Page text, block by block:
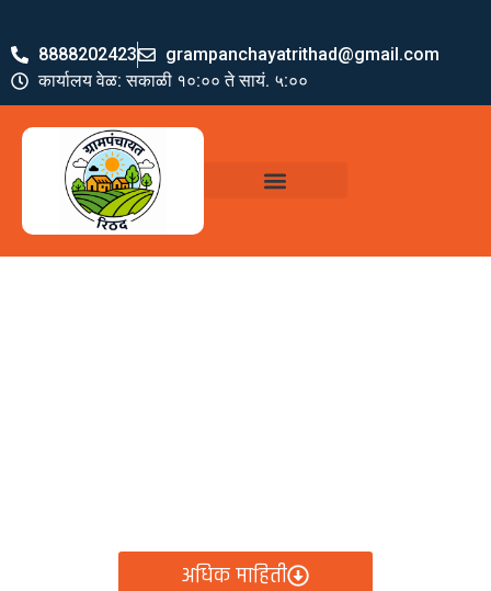
8888202423
grampanchayatrithad@gmail.com
कार्यालय वेळ: सकाळी १०:०० ते सायं. ५:००
अधिक माहिती